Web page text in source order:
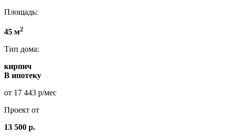
Площадь:
45 м2
Тип дома:
кирпич
В ипотеку
от 17 443 р/мес
Проект от
13 500 р.